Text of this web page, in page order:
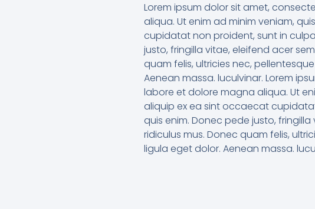
Lorem ipsum dolor sit amet,
aliqua. Ut enim ad minim veniam,
cupidatat non proident, sunt in
justo, fringilla vitae, eleifend acer
quam felis, ultricies nec,
Aenean massa. luculvinar. Lorem
labore et dolore magna aliqua. Ut
aliquip ex ea sint occaecat
quis enim. Donec pede justo,
ridiculus mus. Donec quam felis,
ligula eget dolor. Aenean massa.